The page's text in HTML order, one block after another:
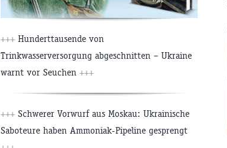
+++ Hunderttausende von
Trinkwasserversorgung abgeschnitten – Ukraine
warnt vor Seuchen +++
+++ Schwerer Vorwurf aus Moskau: Ukrainische
Saboteure haben Ammoniak-Pipeline gesprengt